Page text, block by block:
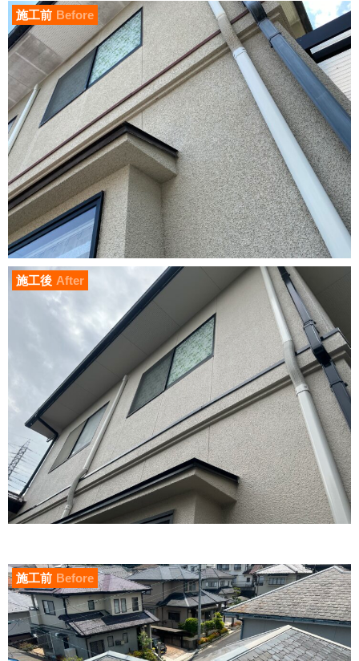
施工前 Before
施工後 After
施工前 Before